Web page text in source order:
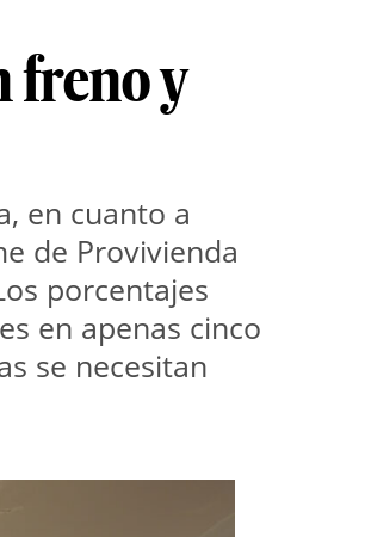
freno y
en cuanto a
de Provivienda
porcentajes
en apenas cinco
se necesitan